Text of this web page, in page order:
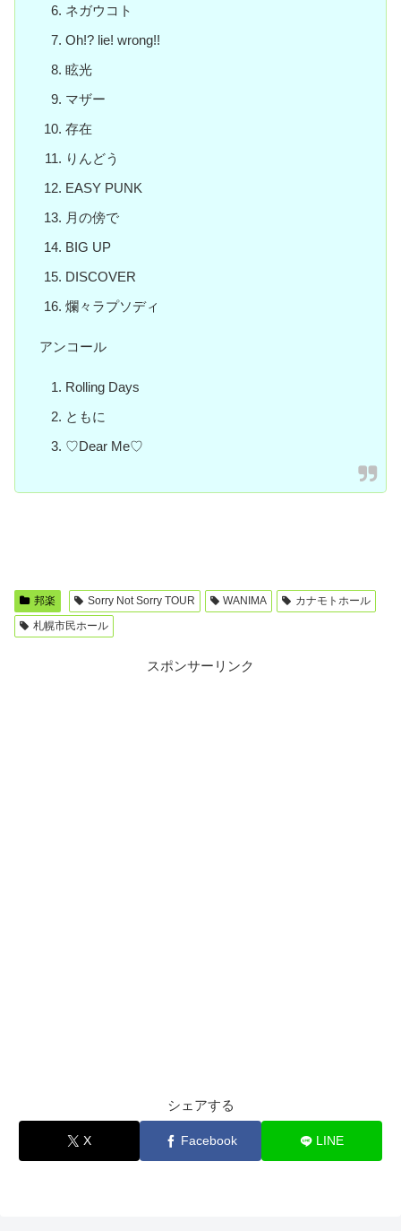
ネガウコト
Oh!? lie! wrong!!
眩光
マザー
存在
りんどう
EASY PUNK
月の傍で
BIG UP
DISCOVER
爛々ラプソディ
アンコール
Rolling Days
ともに
♡Dear Me♡
邦楽 Sorry Not Sorry TOUR WANIMA
カナモトホール
札幌市民ホール
スポンサーリンク
シェアする
X Facebook LINE